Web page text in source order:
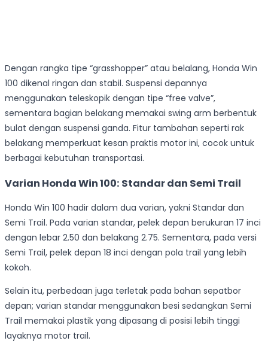
Dengan rangka tipe “grasshopper” atau belalang, Honda Win
100 dikenal ringan dan stabil. Suspensi depannya
menggunakan teleskopik dengan tipe “free valve”,
sementara bagian belakang memakai swing arm berbentuk
bulat dengan suspensi ganda. Fitur tambahan seperti rak
belakang memperkuat kesan praktis motor ini, cocok untuk
berbagai kebutuhan transportasi.
Varian Honda Win 100: Standar dan Semi Trail
Honda Win 100 hadir dalam dua varian, yakni Standar dan
Semi Trail. Pada varian standar, pelek depan berukuran 17 inci
dengan lebar 2.50 dan belakang 2.75. Sementara, pada versi
Semi Trail, pelek depan 18 inci dengan pola trail yang lebih
kokoh.
Selain itu, perbedaan juga terletak pada bahan sepatbor
depan; varian standar menggunakan besi sedangkan Semi
Trail memakai plastik yang dipasang di posisi lebih tinggi
layaknya motor trail.